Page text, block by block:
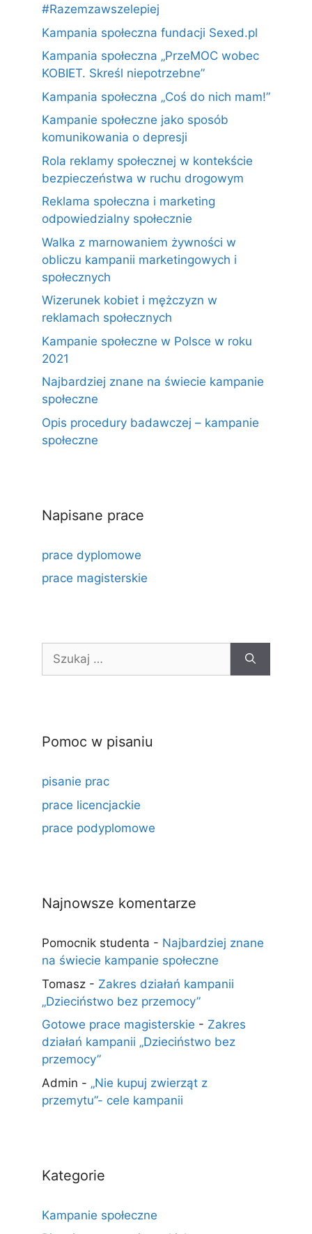
#Razemzawszelepiej
Kampania społeczna fundacji Sexed.pl
Kampania społeczna „PrzeMOC wobec
KOBIET. Skreśl niepotrzebne”
Kampania społeczna „Coś do nich mam!”
Kampanie społeczne jako sposób
komunikowania o depresji
Rola reklamy społecznej w kontekście
bezpieczeństwa w ruchu drogowym
Reklama społeczna i marketing
odpowiedzialny społecznie
Walka z marnowaniem żywności w
obliczu kampanii marketingowych i
społecznych
Wizerunek kobiet i mężczyzn w
reklamach społecznych
Kampanie społeczne w Polsce w roku
2021
Najbardziej znane na świecie kampanie
społeczne
Opis procedury badawczej – kampanie
społeczne
Napisane prace
prace dyplomowe
prace magisterskie
Szukaj:
Pomoc w pisaniu
pisanie prac
prace licencjackie
prace podyplomowe
Najnowsze komentarze
Pomocnik studenta - Najbardziej znane
na świecie kampanie społeczne
Tomasz - Zakres działań kampanii
„Dzieciństwo bez przemocy”
Gotowe prace magisterskie - Zakres
działań kampanii „Dzieciństwo bez
przemocy”
Admin - „Nie kupuj zwierząt z
przemytu”- cele kampanii
Kategorie
Kampanie społeczne